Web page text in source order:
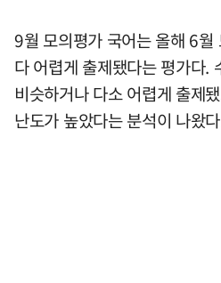
9월 모의평가 국어는 올해 6월
다 어렵게 출제됐다는 평가다.
비슷하거나 다소 어렵게 출제
난도가 높았다는 분석이 나왔